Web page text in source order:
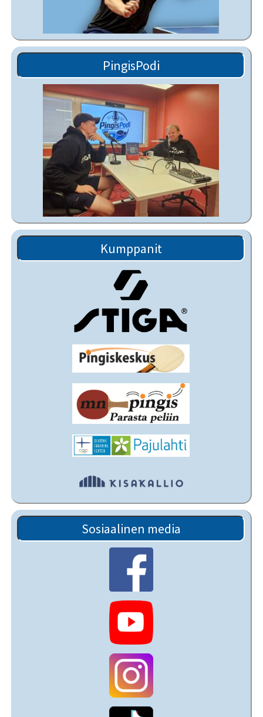
PingisPodi
Kumppanit
Sosiaalinen media